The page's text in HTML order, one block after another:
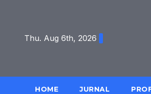
contentThu. Aug 6th, 2026
HOME JURNAL